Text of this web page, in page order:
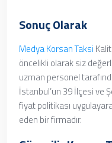
Sonuç Olarak
Medya Korsan Taksi
öncelikli olarak siz
uzman personel
İstanbul’un 39 İlçesi ve
fiyat politikası
eden bir firmadır.